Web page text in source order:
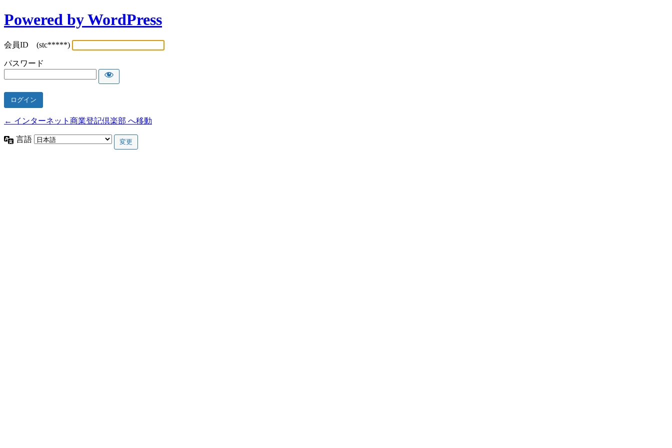
Powered by WordPress
会員ID (stc*****)
パスワード
← インターネット商業登記倶楽部 へ移動
言語